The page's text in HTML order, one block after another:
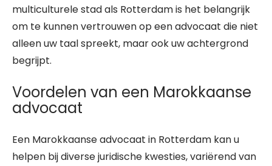
multiculturele stad als Rotterdam is het belangrijk
om te kunnen vertrouwen op een advocaat die niet
alleen uw taal spreekt, maar ook uw achtergrond
begrijpt.
Voordelen van een Marokkaanse
advocaat
Een Marokkaanse advocaat in Rotterdam kan u
helpen bij diverse juridische kwesties, variërend van